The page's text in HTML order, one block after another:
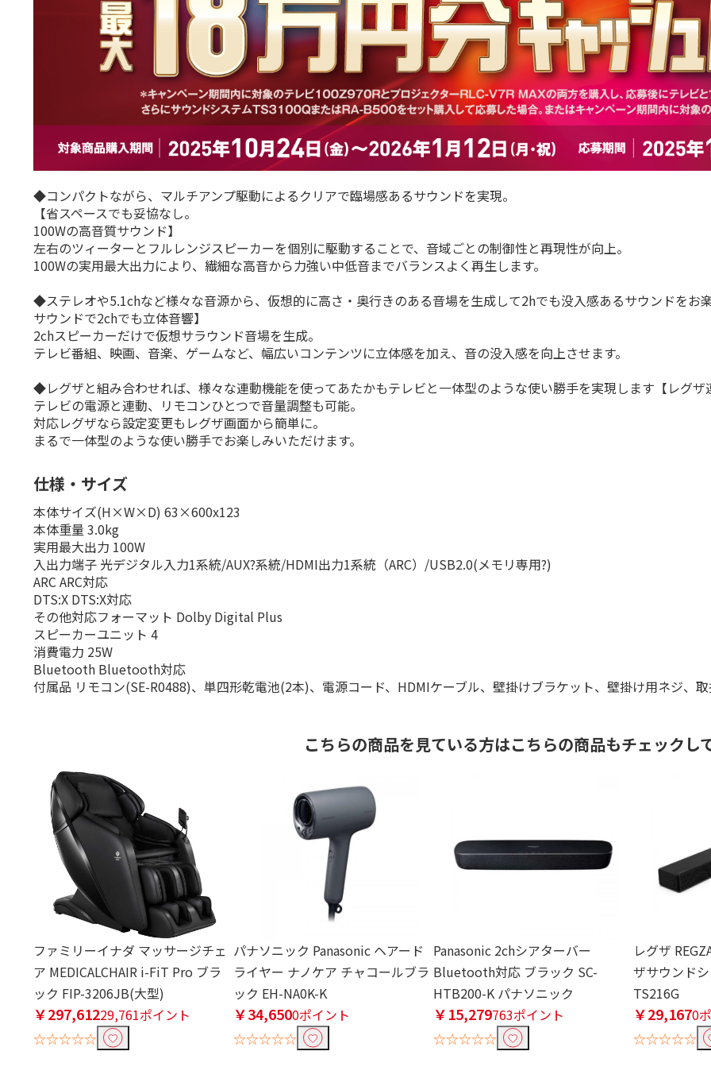
◆コンパクトながら、マルチアンプ駆動によるクリアで臨場感あるサウンドを実現。
【省スペースでも妥協なし。
100Wの高音質サウンド】
左右のツィーターとフルレンジスピーカーを個別に駆動することで、音域ごとの制御性と再現性が向上。
100Wの実用最大出力により、繊細な高音から力強い中低音までバランスよく再生します。
◆ステレオや5.1chなど様々な音源から、仮想的に高さ・奥行きのある音場を生成して2hでも没入感あるサウンドをお
サウンドで2chでも立体音響】
2chスピーカーだけで仮想サラウンド音場を生成。
テレビ番組、映画、音楽、ゲームなど、幅広いコンテンツに立体感を加え、音の没入感を向上させます。
◆レグザと組み合わせれば、様々な連動機能を使ってあたかもテレビと一体型のような使い勝手を実現します【レグ
テレビの電源と連動、リモコンひとつで音量調整も可能。
対応レグザなら設定変更もレグザ画面から簡単に。
まるで一体型のような使い勝手でお楽しみいただけます。
仕様・サイズ
本体サイズ(H×W×D) 63×600x123
本体重量 3.0kg
実用最大出力 100W
入出力端子 光デジタル入力1系統/AUX?系統/HDMI出力1系統（ARC）/USB2.0(メモリ専用?)
ARC ARC対応
DTS:X DTS:X対応
その他対応フォーマット Dolby Digital Plus
スピーカーユニット 4
消費電力 25W
Bluetooth Bluetooth対応
付属品 リモコン(SE-R0488)、単四形乾電池(2本)、電源コード、HDMIケーブル、壁掛けブラケット、壁掛け用ネジ、
こちらの商品を見ている方はこちらの商品もチェックし
ファミリーイナダ マッサージチェ
ア MEDICALCHAIR i-FiT Pro ブラ
ック FIP-3206JB(大型)
￥297,61229,761ポイント
☆☆☆☆☆
パナソニック Panasonic ヘアード
ライヤー ナノケア チャコールブラ
ック EH-NA0K-K
￥34,6500ポイント
☆☆☆☆☆
Panasonic 2chシアターバー
Bluetooth対応 ブラック SC-
HTB200-K パナソニック
￥15,279763ポイント
☆☆☆☆☆
レグザ
ザサウンド
TS216G
￥29,1670
☆☆☆☆☆